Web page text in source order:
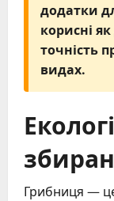
додатки
корисні
точність
видах.
Грибниця —